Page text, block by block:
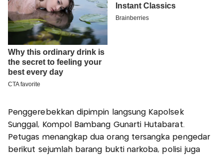
Penggerebekkan dipimpin langsung Kapolsek
Sunggal, Kompol Bambang Gunarti Hutabarat.
Petugas menangkap dua orang tersangka pengedar
berikut sejumlah barang bukti narkoba, polisi juga